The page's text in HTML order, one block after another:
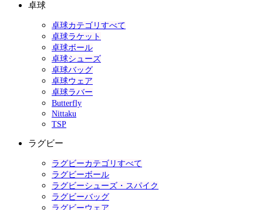
卓球
卓球カテゴリすべて
卓球ラケット
卓球ボール
卓球シューズ
卓球バッグ
卓球ウェア
卓球ラバー
Butterfly
Nittaku
TSP
ラグビー
ラグビーカテゴリすべて
ラグビーボール
ラグビーシューズ・スパイク
ラグビーバッグ
ラグビーウェア